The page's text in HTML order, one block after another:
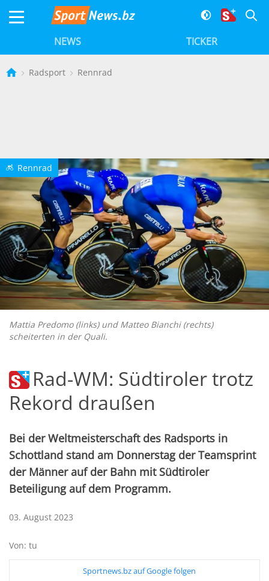
NEWS TICKER
Radsport Rennrad
E Rennrad
Mattia Predomo (links) und Matteo Bianchi (rechts)
scheiterten in der Quali.
Rad-WM: Südtiroler trotz
Rekord draußen
Bei der Weltmeisterschaft des Radsports in
Schottland stand am Donnerstag der Teamsprint
der Männer auf der Bahn mit Südtiroler
Beteiligung auf dem Programm.
03. August 2023
Von: tu
Sportnews.bz auf Google folgen